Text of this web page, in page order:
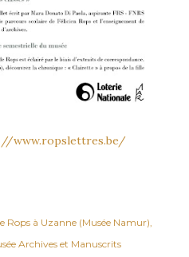
www.ropslettres.be/
Rops à Uzanne (Musée Namur)
Archives et Manuscrits